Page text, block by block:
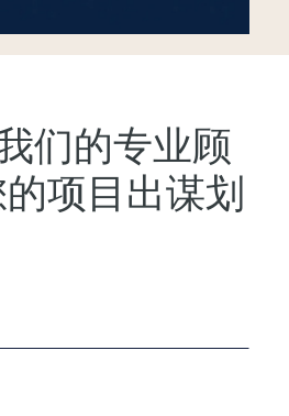
们的专业顾
项目出谋划